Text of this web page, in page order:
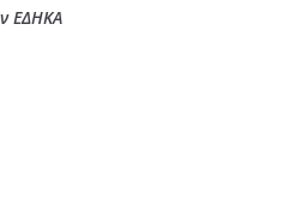
ΕΔΗΚΑ